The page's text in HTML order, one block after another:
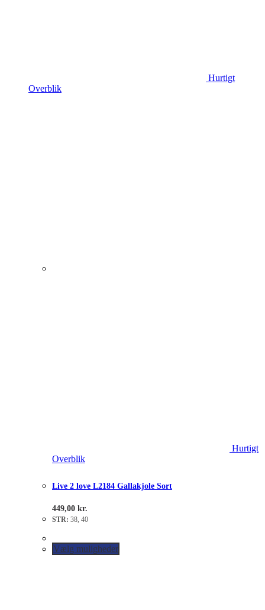
Hurtigt
Overblik
Hurtigt
Overblik
Live 2 love L2184 Gallakjole Sort
449,00 kr.
STR: 38, 40
Vælg muligheder